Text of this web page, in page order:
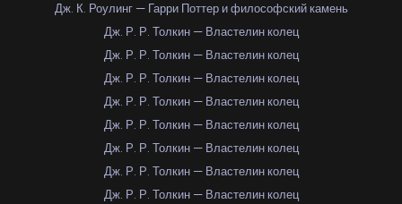
Дж. К. Роулинг — Гарри Поттер и философский камень
Дж. Р. Р. Толкин — Властелин колец
Дж. Р. Р. Толкин — Властелин колец
Дж. Р. Р. Толкин — Властелин колец
Дж. Р. Р. Толкин — Властелин колец
Дж. Р. Р. Толкин — Властелин колец
Дж. Р. Р. Толкин — Властелин колец
Дж. Р. Р. Толкин — Властелин колец
Дж. Р. Р. Толкин — Властелин колец